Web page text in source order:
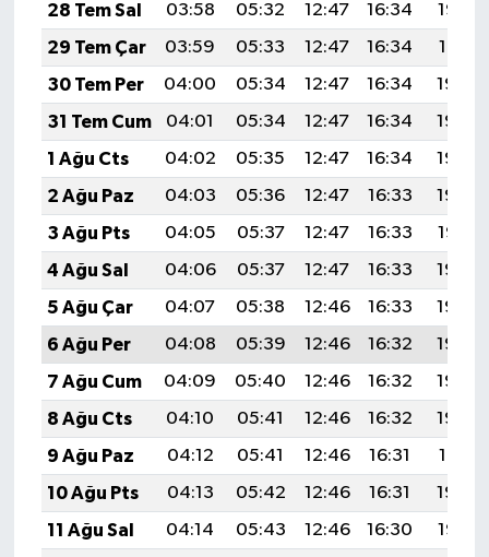
28 Tem Sal
03:58 05:32 12:47 16:34
19:52
29 Tem Çar
03:59 05:33 12:47 16:34
19:51
30 Tem Per
04:00 05:34 12:47 16:34
19:50
31 Tem Cum
04:01 05:34 12:47 16:34
19:49
1 Ağu Cts
04:02 05:35 12:47 16:34
19:49
2 Ağu Paz
04:03 05:36 12:47 16:33
19:48
3 Ağu Pts
04:05 05:37 12:47 16:33
19:47
4 Ağu Sal
04:06 05:37 12:47 16:33
19:46
5 Ağu Çar
04:07 05:38 12:46 16:33
19:45
6 Ağu Per
04:08 05:39 12:46 16:32
19:44
7 Ağu Cum
04:09 05:40 12:46 16:32
19:43
8 Ağu Cts
04:10 05:41 12:46 16:32
19:42
9 Ağu Paz
04:12 05:41 12:46 16:31
19:41
10 Ağu Pts
04:13 05:42 12:46 16:31
19:39
11 Ağu Sal
04:14 05:43 12:46 16:30
19:38